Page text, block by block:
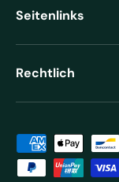
Seitenlinks
Rechtlich
Zahlungsmethoden